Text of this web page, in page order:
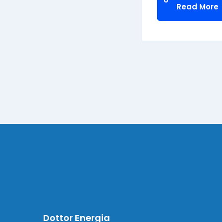
Read More
Dottor Energia